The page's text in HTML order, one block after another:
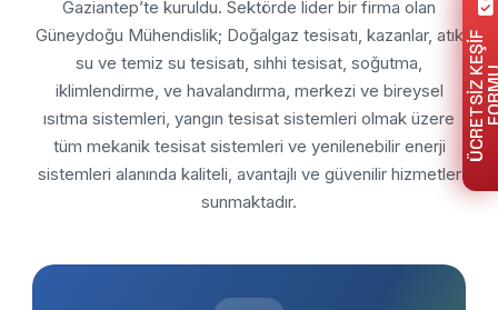
Gaziantep’te kuruldu. Sektörde lider bir firma olan
Güneydoğu Mühendislik; Doğalgaz tesisatı, kazanlar, atık
su ve temiz su tesisatı, sıhhi tesisat, soğutma,
iklimlendirme, ve havalandırma, merkezi ve bireysel
ısıtma sistemleri, yangın tesisat sistemleri olmak üzere
tüm mekanik tesisat sistemleri ve yenilenebilir enerji
sistemleri alanında kaliteli, avantajlı ve güvenilir hizmetler
sunmaktadır.
Ü
C
R
E
T
S
I
Z
E
Ş
I
F
F
O
R
M